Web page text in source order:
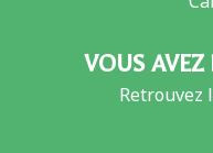
VOUS AVEZ
Retrouvez